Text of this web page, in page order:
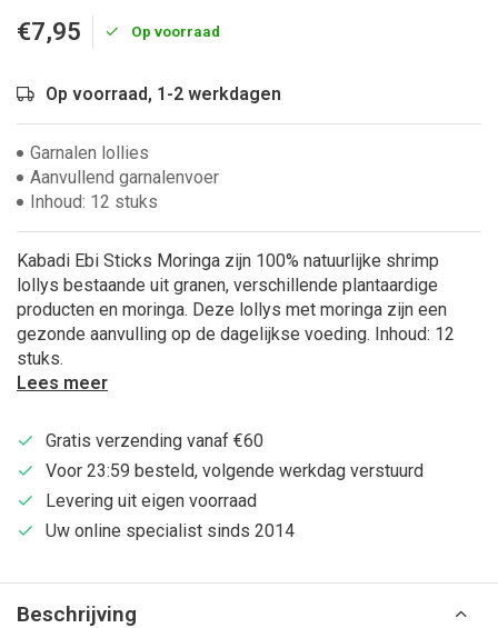
€7,95 Op voorraad
Op voorraad, 1-2 werkdagen
Garnalen lollies
Aanvullend garnalenvoer
Inhoud: 12 stuks
Kabadi Ebi Sticks Moringa zijn 100% natuurlijke shrimp
lollys bestaande uit granen, verschillende plantaardige
producten en moringa. Deze lollys met moringa zijn een
gezonde aanvulling op de dagelijkse voeding. Inhoud: 12
stuks.
Lees meer
Gratis verzending vanaf €60
Voor 23:59 besteld, volgende werkdag verstuurd
Levering uit eigen voorraad
Uw online specialist sinds 2014
Beschrijving